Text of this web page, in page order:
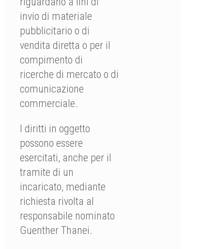
invio di materiale
pubblicitario o di
vendita diretta o per il
compimento di
ricerche di mercato o di
comunicazione
commerciale.
I diritti in oggetto
possono essere
esercitati, anche per il
tramite di un
incaricato, mediante
richiesta rivolta al
responsabile nominato
Guenther Thanei.